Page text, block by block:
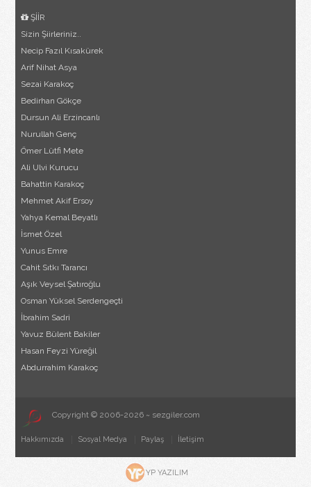
ŞİİR
Sizin Şiirleriniz..
Necip Fazıl Kısakürek
Arif Nihat Asya
Sezai Karakoç
Bedirhan Gökçe
Dursun Ali Erzincanlı
Nurullah Genç
Ömer Lütfi Mete
Ali Ulvi Kurucu
Bahattin Karakoç
Mehmet Akif Ersoy
Yahya Kemal Beyatlı
İsmet Özel
Yunus Emre
Cahit Sıtkı Tarancı
Aşık Veysel Şatıroğlu
Osman Yüksel Serdengeçti
İbrahim Sadri
Yavuz Bülent Bakiler
Hasan Feyzi Yüreğil
Abdurrahim Karakoç
Copyright © 2006-2026 ~ sezgiler.com
Hakkımızda Sosyal Medya Paylaş İletişim
YP YAZILIM